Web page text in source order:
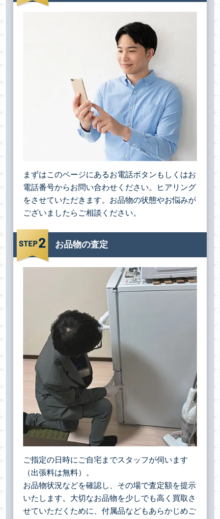
まずはこのページにあるお電話ボタンもしくはお
電話番号からお問い合わせください。ヒアリング
をさせていただきます。お品物の状態やお悩みが
ございましたらご相談ください。
お品物の査定
ご指定の日時にご自宅までスタッフが伺います
（出張料は無料）。
お品物状況などを確認し、その場で査定額を提示
いたします。大切なお品物を少しでも高く買取さ
せていただくために、付属品などもあらかじめご